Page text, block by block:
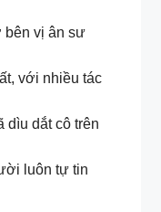
bên vị ân sư
với nhiều tác
dìu dắt cô trên
luôn tự tin